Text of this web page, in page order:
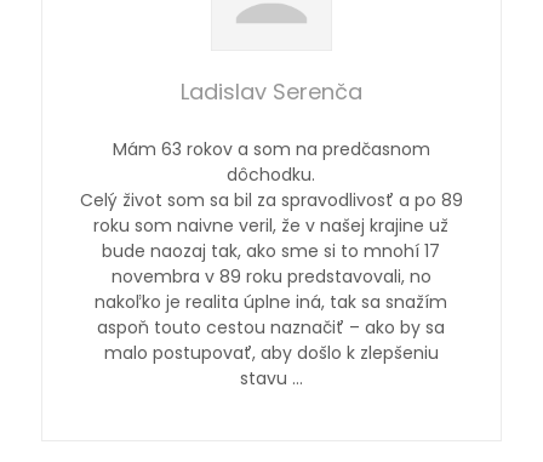
Ladislav Serenča
Mám 63 rokov a som na predčasnom
dôchodku.
Celý život som sa bil za spravodlivosť a po 89
roku som naivne veril, že v našej krajine už
bude naozaj tak, ako sme si to mnohí 17
novembra v 89 roku predstavovali, no
nakoľko je realita úplne iná, tak sa snažím
aspoň touto cestou naznačiť – ako by sa
malo postupovať, aby došlo k zlepšeniu
stavu …